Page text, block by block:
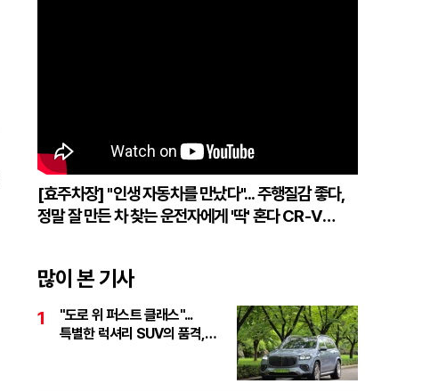
[효주차장] "인생 자동차를 만났다"... 주행질감 좋다,
정말 잘 만든 차 찾는 운전자에게 '딱' 혼다 CR-V
많이 본 기사
1
"도로 위 퍼스트 클래스"...
특별한 럭셔리 SUV의 품격,